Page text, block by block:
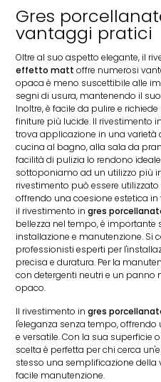
Gres
vantaggi pratici
Oltre al suo aspetto elegante, il
effetto matt offre numerosi
opaca è meno suscettibile alle
segni di usura, mantenendo il
Inoltre, è facile da pulire e
finiture più lucide. Il rivestimento
trova applicazione in una varietà
cucina al bagno, alla sala da
facilità di pulizia lo rendono
sottoponiamo ad un utilizzo più
rivestimento può essere
offrendo una coesione estetica
il rivestimento ingres
bellezza nel tempo, è importante
installazione e manutenzione. Si
professionisti esperti per
precisa e duratura. Per la
con detergenti neutri e un panno
opaco.
Il rivestimento ingres
l'eleganza senza tempo,
e versatile. Con la sua superficie
scelta è perfetta per chi cerca
stesso una semplificazione
facile manutenzione.